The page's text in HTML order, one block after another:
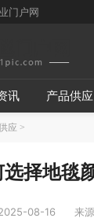
门户网
讯 产品供应
应 >
选择地毯
08-16 来